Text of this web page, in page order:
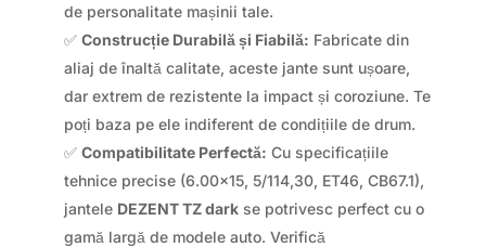
de personalitate mașinii tale.
✅ Construcție Durabilă și Fiabilă: Fabricate din
aliaj de înaltă calitate, aceste jante sunt ușoare,
dar extrem de rezistente la impact și coroziune. Te
poți baza pe ele indiferent de condițiile de drum.
✅ Compatibilitate Perfectă: Cu specificațiile
tehnice precise (6.00×15, 5/114,30, ET46, CB67.1),
jantele DEZENT TZ darkse potrivesc perfect cu o
gamă largă de modele auto. Verifică